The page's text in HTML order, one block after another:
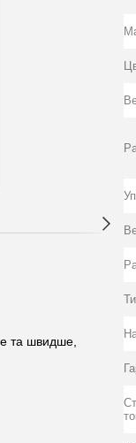
та швидше,